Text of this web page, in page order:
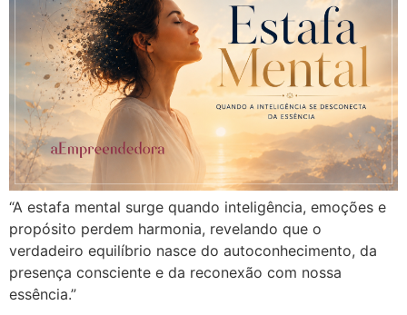
“A estafa mental surge quando inteligência, emoções e
propósito perdem harmonia, revelando que o
verdadeiro equilíbrio nasce do autoconhecimento, da
presença consciente e da reconexão com nossa
essência.”